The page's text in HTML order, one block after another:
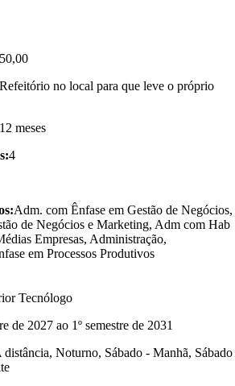
no local para que leve o próprio
12 meses
4
Adm. com Ênfase em Gestão de Negócios,
de Negócios e Marketing, Adm com Hab
Empresas, Administração,
em Processos Produtivos
Tecnólogo
de 2027 ao 1º semestre de 2031
distância, Noturno, Sábado - Manhã, Sábado